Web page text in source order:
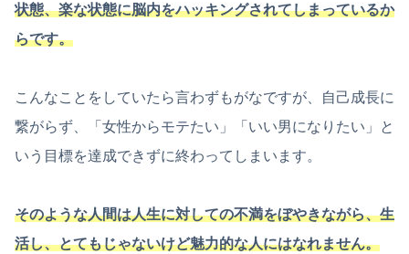
状態、楽な状態に脳内をハッキングされてしまっているか
らです。
こんなことをしていたら言わずもがなですが、自己成長に
繋がらず、「女性からモテたい」「いい男になりたい」と
いう目標を達成できずに終わってしまいます。
そのような人間は人生に対しての不満をぼやきながら、生
活し、とてもじゃないけど魅力的な人にはなれません。